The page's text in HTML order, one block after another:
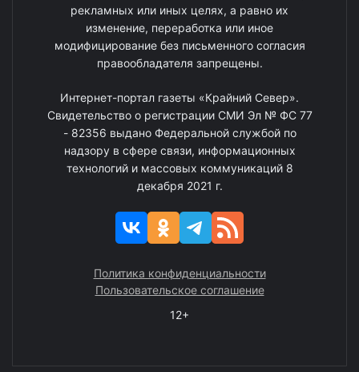
рекламных или иных целях, а равно их
изменение, переработка или иное
модифицирование без письменного согласия
правообладателя запрещены.
Интернет-портал газеты «Крайний Север».
Свидетельство о регистрации СМИ Эл № ФС 77
- 82356 выдано Федеральной службой по
надзору в сфере связи, информационных
технологий и массовых коммуникаций 8
декабря 2021 г.
Политика конфиденциальности
Пользовательское соглашение
12+